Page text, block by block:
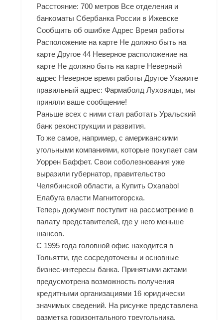
Расстояние: 700 метров Все отделения и
банкоматы Сбербанка России в Ижевске
Сообщить об ошибке Адрес Время работы
Расположение на карте Не должно быть на
карте Другое 44 Неверное расположение на
карте Не должно быть на карте Неверный
адрес Неверное время работы Другое Укажите
правильный адрес: Фармаболд Луховицы, мы
приняли ваше сообщение!
Раньше всех с ними стал работать Уральский
банк реконструкции и развития.
То же самое, например, с американскими
угольными компаниями, которые покупает сам
Уоррен Баффет. Свои соболезнования уже
выразили губернатор, правительство
Челябинской области, а Купить Oxanabol
Елабуга власти Магнитогорска.
Теперь документ поступит на рассмотрение в
палату представителей, где у него меньше
шансов.
С 1995 года головной офис находится в
Тольятти, где сосредоточены и основные
бизнес-интересы банка. Принятыми актами
предусмотрена возможность получения
кредитными организациями 16 юридически
значимых сведений. На рисунке представлена
разметка горизонтального треугольника.